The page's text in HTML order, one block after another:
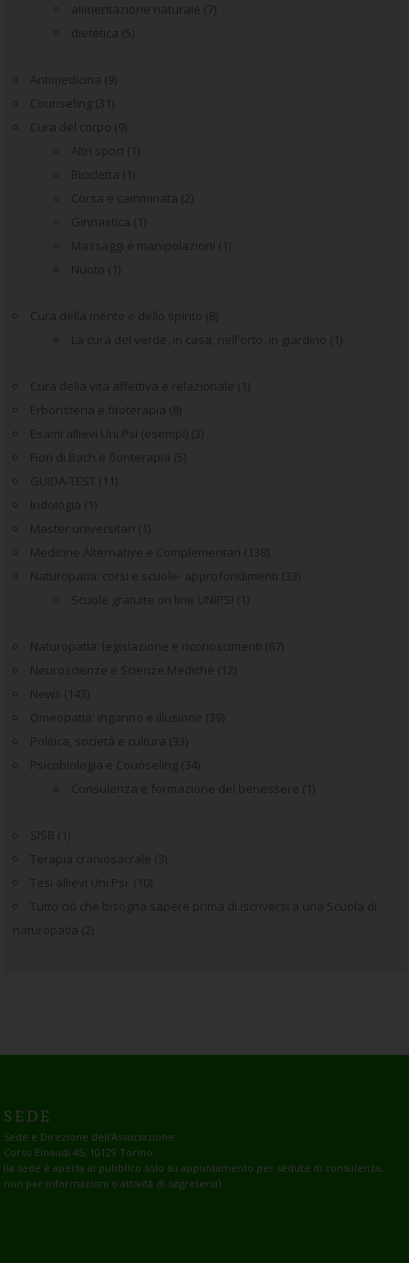
alimentazione naturale (7)
dietetica (5)
Antimedicina (9)
Counseling (31)
Cura del corpo (9)
Altri sport (1)
Bicicletta (1)
Corsa e camminata (2)
Ginnastica (1)
Massaggi e manipolazioni (1)
Nuoto (1)
Cura della mente e dello spirito (8)
La cura del verde, in casa, nell'orto, in giardino (1)
Cura della vita affettiva e relazionale (1)
Erboristeria e fitoterapia (8)
Esami allievi Uni.Psi (esempi) (3)
Fiori di Bach e floriterapia (5)
GUIDA-TEST (11)
Iridologia (1)
Master universitari (1)
Medicine Alternative e Complementari (138)
Naturopatia: corsi e scuole- approfondimenti (33)
Scuole gratuite on line UNIPSI (1)
Naturopatia: legislazione e riconoscimenti (67)
Neuroscienze e Scienze Mediche (12)
News (143)
Omeopatia: inganno e illusione (39)
Politica, società e cultura (33)
Psicobiologia e Counseling (34)
Consulenza e formazione del benessere (1)
SISB (1)
Terapia craniosacrale (3)
Tesi allievi Uni.Psi. (10)
Tutto ciò che bisogna sapere prima di iscriversi a una Scuola di
naturopatia (2)
SEDE
Sede e Direzione dell’Associazione:
Corso Einaudi 45, 10129 Torino
(la sede è aperta al pubblico solo su appuntamento per sedute di consulenza,
non per informazioni o attività di segreteria)